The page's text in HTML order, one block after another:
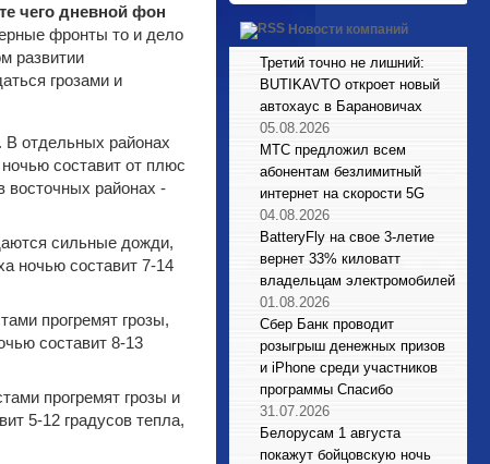
чего дневной фон
фронты то и дело
развитии
грозами и
отдельных районах
составит от плюс
восточных районах -
сильные дожди,
ночью составит 7-14
прогремят грозы,
составит 8-13
прогремят грозы и
5-12 градусов тепла,
Новости компаний
Третий точно не лишний:
BUTIKAVTO откроет новый
автохаус в Барановичах
05.08.2026
МТС предложил всем
абонентам безлимитный
интернет на скорости 5G
04.08.2026
BatteryFly на свое 3-летие
вернет 33% киловатт
владельцам электромобилей
01.08.2026
Сбер Банк проводит
розыгрыш денежных призов
и iPhone среди участников
программы Спасибо
31.07.2026
Белорусам 1 августа
покажут бойцовскую ночь